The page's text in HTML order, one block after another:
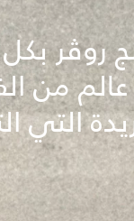
روڤر
من
التي